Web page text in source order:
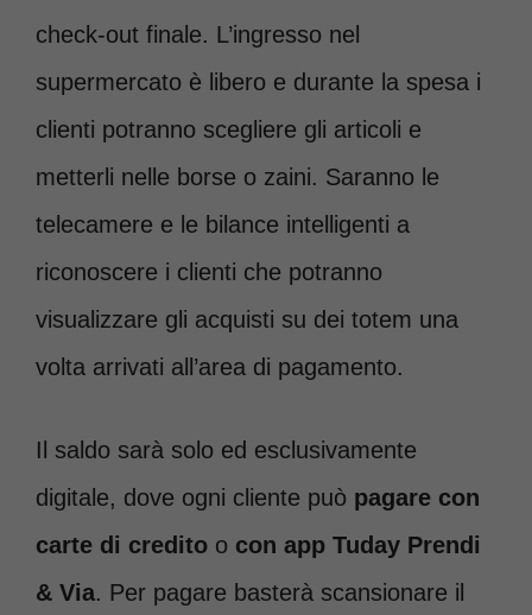
check-out finale. L’ingresso nel
supermercato è libero e durante la spesa i
clienti potranno scegliere gli articoli e
metterli nelle borse o zaini. Saranno le
telecamere e le bilance intelligenti a
riconoscere i clienti che potranno
visualizzare gli acquisti su dei totem una
volta arrivati all’area di pagamento.
Il saldo sarà solo ed esclusivamente
digitale, dove ogni cliente può pagare con
carte di credito o con app Tuday Prendi
& Via. Per pagare basterà scansionare il